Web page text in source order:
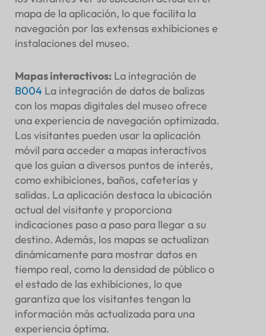
mapa de la aplicación, lo que facilita la
navegación por las extensas exhibiciones e
instalaciones del museo.
Mapas interactivos: La integración de
B004 La integración de datos de balizas
con los mapas digitales del museo ofrece
una experiencia de navegación optimizada.
Los visitantes pueden usar la aplicación
móvil para acceder a mapas interactivos
que los guían a diversos puntos de interés,
como exhibiciones, baños, cafeterías y
salidas. La aplicación destaca la ubicación
actual del visitante y proporciona
indicaciones paso a paso para llegar a su
destino. Además, los mapas se actualizan
dinámicamente para mostrar datos en
tiempo real, como la densidad de público o
el estado de las exhibiciones, lo que
garantiza que los visitantes tengan la
información más actualizada para una
experiencia óptima.